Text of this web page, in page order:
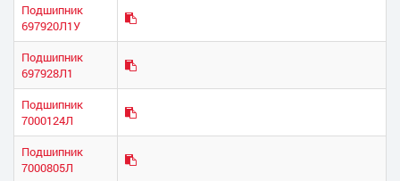
Подшипник
697920Л1У
Подшипник
697928Л1
Подшипник
7000124Л
Подшипник
7000805Л